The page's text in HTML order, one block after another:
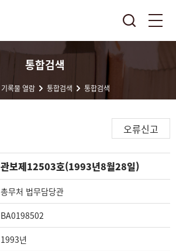
통합검색
기록물 열람 통합검색 통합검색
오류신고
관보제12503호(1993년8월28일)
총무처 법무담당관
BA0198502
1993년